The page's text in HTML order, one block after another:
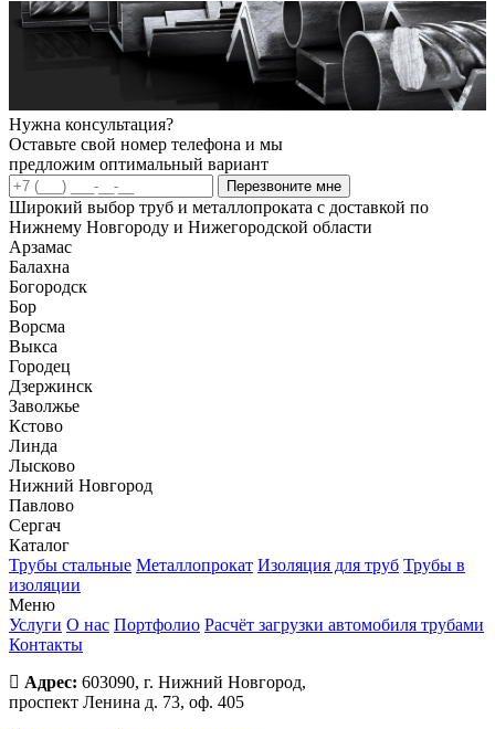
Нужна консультация?
Оставьте свой номер телефона и мы
предложим оптимальный вариант
Перезвоните мне
Широкий выбор труб и металлопроката с доставкой по
Нижнему Новгороду и Нижегородской области
Арзамас
Балахна
Богородск
Бор
Ворсма
Выкса
Городец
Дзержинск
Заволжье
Кстово
Линда
Лысково
Нижний Новгород
Павлово
Сергач
Каталог
Трубы стальные Металлопрокат Изоляция для труб Трубы в
изоляции
Меню
Услуги О нас Портфолио Расчёт загрузки автомобиля трубами
Контакты
Адрес: 603090, г. Нижний Новгород,
проспект Ленина д. 73, оф. 405